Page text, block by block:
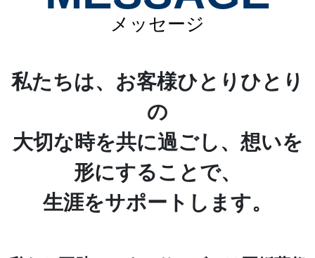
メッセージ
私たちは、お客様ひとりひとり
の
大切な時を共に過ごし、想いを
形にすることで、
生涯をサポートします。